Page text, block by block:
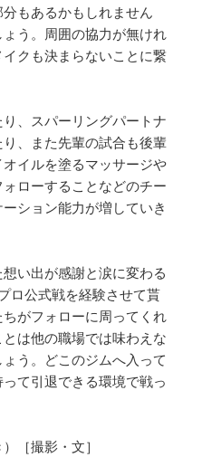
もあるかもしれません
う。周囲の協力が無けれ
クも決まらないことに繋
、スパーリングパートナ
、また先輩の試合も後輩
イルを塗るマッサージや
ローすることなどのチー
ション能力が増していき
い出が感謝と涙に変わる
ロ公式戦を経験させて貰
がフォローに周ってくれ
は他の職場では味わえな
う。どこのジムへ入って
て引退できる環境で戦っ
［撮影・文］